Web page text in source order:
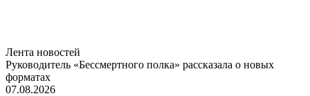
Лента новостей
Руководитель «Бессмертного полка» рассказала о новых
форматах
07.08.2026